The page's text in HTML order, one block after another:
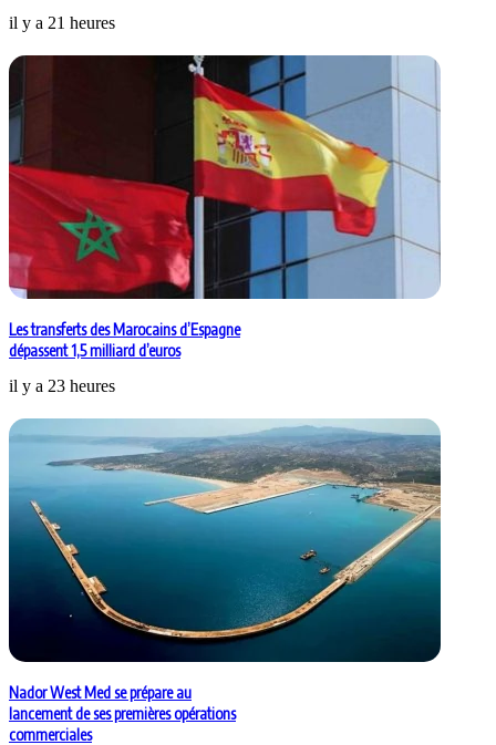
il y a 21 heures
Les transferts des Marocains d’Espagne
dépassent 1,5 milliard d’euros
il y a 23 heures
Nador West Med se prépare au
lancement de ses premières opérations
commerciales